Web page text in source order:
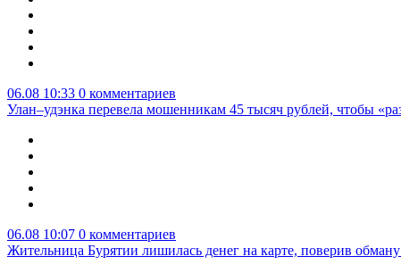
06.08 10:33 0 комментариев
Улан–удэнка перевела мошенникам 45 тысяч рублей, чтобы
06.08 10:07 0 комментариев
Жительница Бурятии лишилась денег на карте, поверив